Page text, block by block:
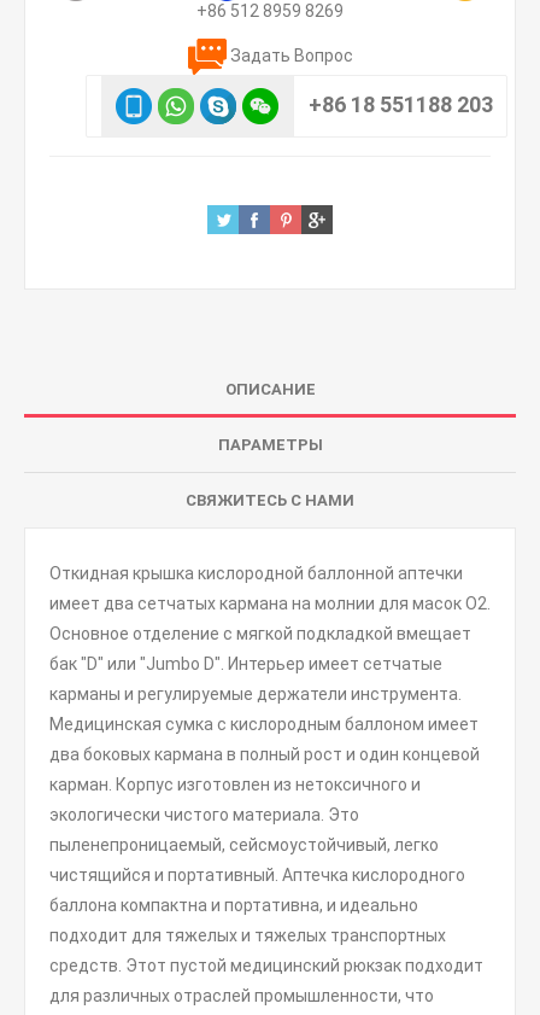
+86 512 8959 8269
Задать Вопрос
+86 18 551188 203
ОПИСАНИЕ
ПАРАМЕТРЫ
СВЯЖИТЕСЬ С НАМИ
Откидная крышка кислородной баллонной аптечки
имеет два сетчатых кармана на молнии для масок O2.
Основное отделение с мягкой подкладкой вмещает
бак "D" или "Jumbo D". Интерьер имеет сетчатые
карманы и регулируемые держатели инструмента.
Медицинская сумка с кислородным баллоном имеет
два боковых кармана в полный рост и один концевой
карман. Корпус изготовлен из нетоксичного и
экологически чистого материала. Это
пыленепроницаемый, сейсмоустойчивый, легко
чистящийся и портативный. Аптечка кислородного
баллона компактна и портативна, и идеально
подходит для тяжелых и тяжелых транспортных
средств. Этот пустой медицинский рюкзак подходит
для различных отраслей промышленности, что